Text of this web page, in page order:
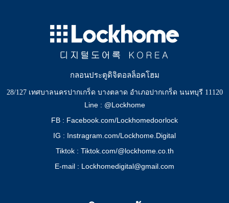
กลอนประตูดิจิตอลล็อคโฮม
28/127 เทศบาลนครปากเกร็ด บางตลาด อำเภอปากเกร็ด นนทบุรี 11120
Line : @Lockhome
FB : Facebook.com/Lockhomedoorlock
IG : Instragram.com/Lockhome.Digital
Tiktok : Tiktok.com/@lockhome.co.th
E-mail : Lockhomedigital@gmail.com